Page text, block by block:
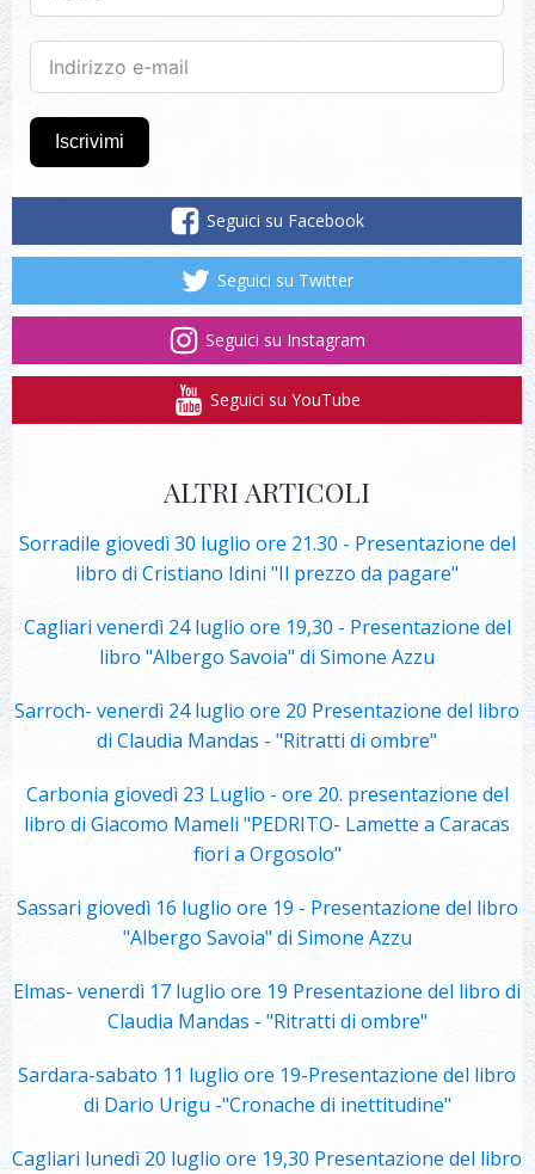
Iscrivimi
Seguici su Facebook
Seguici su Twitter
Seguici su Instagram
Seguici su YouTube
ALTRI ARTICOLI
Sorradile giovedì 30 luglio ore 21.30 - Presentazione del
libro di Cristiano Idini "Il prezzo da pagare"
Cagliari venerdì 24 luglio ore 19,30 - Presentazione del
libro "Albergo Savoia" di Simone Azzu
Sarroch- venerdì 24 luglio ore 20 Presentazione del libro
di Claudia Mandas - "Ritratti di ombre"
Carbonia giovedì 23 Luglio - ore 20. presentazione del
libro di Giacomo Mameli "PEDRITO- Lamette a Caracas
fiori a Orgosolo"
Sassari giovedì 16 luglio ore 19 - Presentazione del libro
"Albergo Savoia" di Simone Azzu
Elmas- venerdì 17 luglio ore 19 Presentazione del libro di
Claudia Mandas - "Ritratti di ombre"
Sardara-sabato 11 luglio ore 19-Presentazione del libro
di Dario Urigu -"Cronache di inettitudine"
Cagliari lunedì 20 luglio ore 19,30 Presentazione del libro